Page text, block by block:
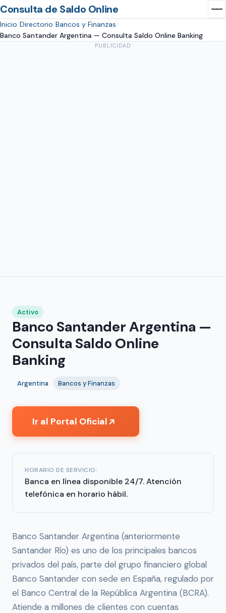
Consulta de Saldo Online
Inicio Directorio Bancos y Finanzas
Banco Santander Argentina — Consulta Saldo Online Banking
PUBLICIDAD
Activo
Banco Santander Argentina —
Consulta Saldo Online
Banking
Argentina Bancos y Finanzas
Ir al Portal Oficial↗
HORARIO DE SERVICIO:
Banca en línea disponible 24/7. Atención
telefónica en horario hábil.
Banco Santander Argentina (anteriormente
Santander Río) es uno de los principales bancos
privados del país, parte del grupo financiero global
Banco Santander con sede en España, regulado por
el Banco Central de la República Argentina (BCRA).
Atiende a millones de clientes con cuentas